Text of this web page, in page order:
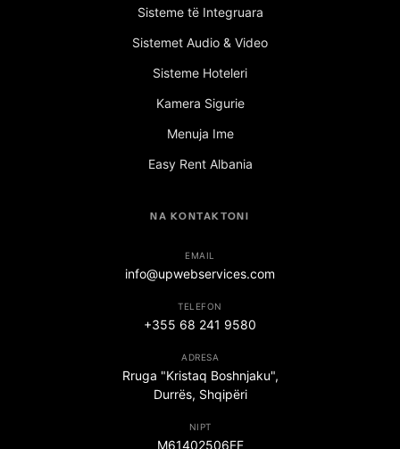
Sisteme të Integruara
Sistemet Audio & Video
Sisteme Hoteleri
Kamera Sigurie
Menuja Ime
Easy Rent Albania
NA KONTAKTONI
EMAIL
info@upwebservices.com
TELEFON
+355 68 241 9580
ADRESA
Rruga "Kristaq Boshnjaku",
Durrës, Shqipëri
NIPT
M61402506FF